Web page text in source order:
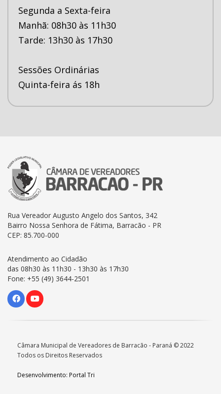
Segunda a Sexta-feira
Manhã: 08h30 às 11h30
Tarde: 13h30 às 17h30
Sessões Ordinárias
Quinta-feira ás 18h
Rua Vereador Augusto Angelo dos Santos, 342
Bairro Nossa Senhora de Fátima, Barracão - PR
CEP: 85.700-000
Atendimento ao Cidadão
das 08h30 às 11h30 - 13h30 às 17h30
Fone: +55 (49) 3644-2501
Câmara Municipal de Vereadores de Barracão - Paraná © 2022
Todos os Direitos Reservados
Desenvolvimento: Portal Tri